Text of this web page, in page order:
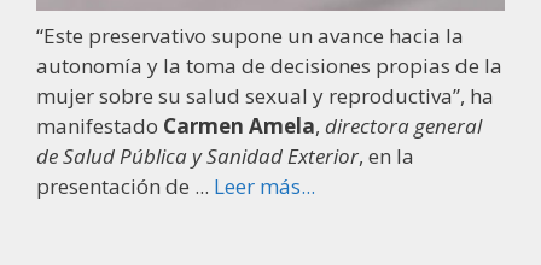
“Este preservativo supone un avance hacia la
autonomía y la toma de decisiones propias de la
mujer sobre su salud sexual y reproductiva”, ha
manifestado Carmen Amela, directora general
de Salud Pública y Sanidad Exterior, en la
presentación de ... Leer más...